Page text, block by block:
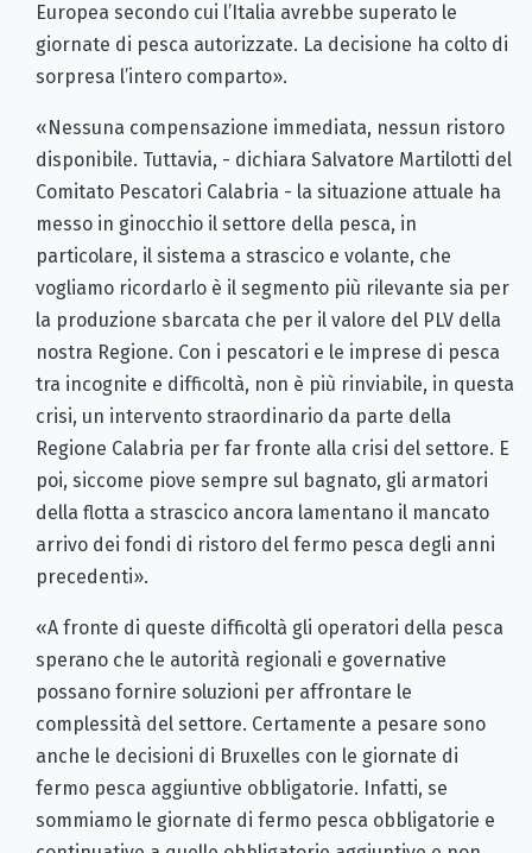
Europea secondo cui l’Italia avrebbe superato le
giornate di pesca autorizzate. La decisione ha colto di
sorpresa l’intero comparto».
«Nessuna compensazione immediata, nessun ristoro
disponibile. Tuttavia, - dichiara Salvatore Martilotti del
Comitato Pescatori Calabria - la situazione attuale ha
messo in ginocchio il settore della pesca, in
particolare, il sistema a strascico e volante, che
vogliamo ricordarlo è il segmento più rilevante sia per
la produzione sbarcata che per il valore del PLV della
nostra Regione. Con i pescatori e le imprese di pesca
tra incognite e difficoltà, non è più rinviabile, in questa
crisi, un intervento straordinario da parte della
Regione Calabria per far fronte alla crisi del settore. E
poi, siccome piove sempre sul bagnato, gli armatori
della flotta a strascico ancora lamentano il mancato
arrivo dei fondi di ristoro del fermo pesca degli anni
precedenti».
«A fronte di queste difficoltà gli operatori della pesca
sperano che le autorità regionali e governative
possano fornire soluzioni per affrontare le
complessità del settore. Certamente a pesare sono
anche le decisioni di Bruxelles con le giornate di
fermo pesca aggiuntive obbligatorie. Infatti, se
sommiamo le giornate di fermo pesca obbligatorie e